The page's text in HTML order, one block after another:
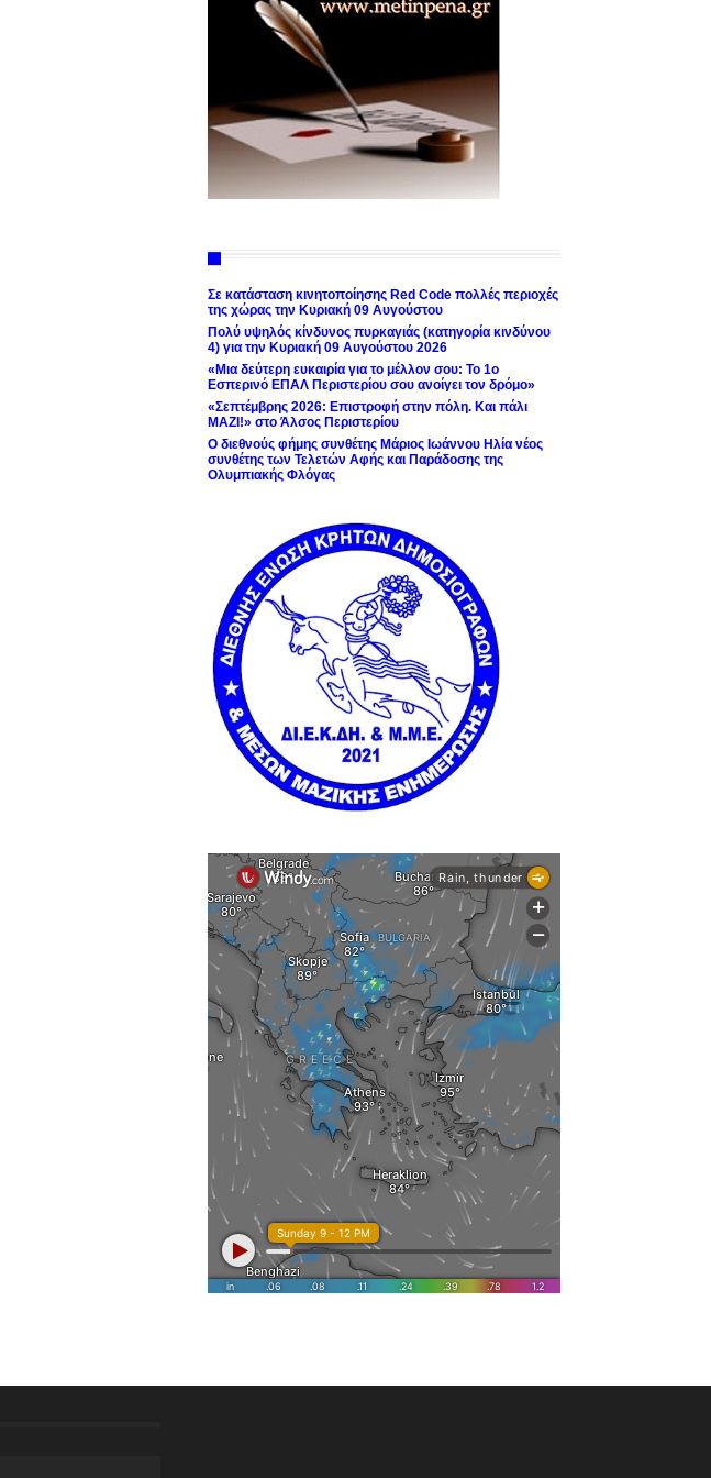
Σε κατάσταση κινητοποίησης Red Code πολλές περιοχές
της χώρας την Κυριακή 09 Αυγούστου
Πολύ υψηλός κίνδυνος πυρκαγιάς (κατηγορία κινδύνου
4) για την Κυριακή 09 Αυγούστου 2026
«Μια δεύτερη ευκαιρία για το μέλλον σου: Το 1ο
Εσπερινό ΕΠΑΛ Περιστερίου σου ανοίγει τον δρόμο»
«Σεπτέμβρης 2026: Επιστροφή στην πόλη. Και πάλι
ΜΑΖΙ!» στο Άλσος Περιστερίου
Ο διεθνούς φήμης συνθέτης Μάριος Ιωάννου Ηλία νέος
συνθέτης των Τελετών Αφής και Παράδοσης της
Ολυμπιακής Φλόγας